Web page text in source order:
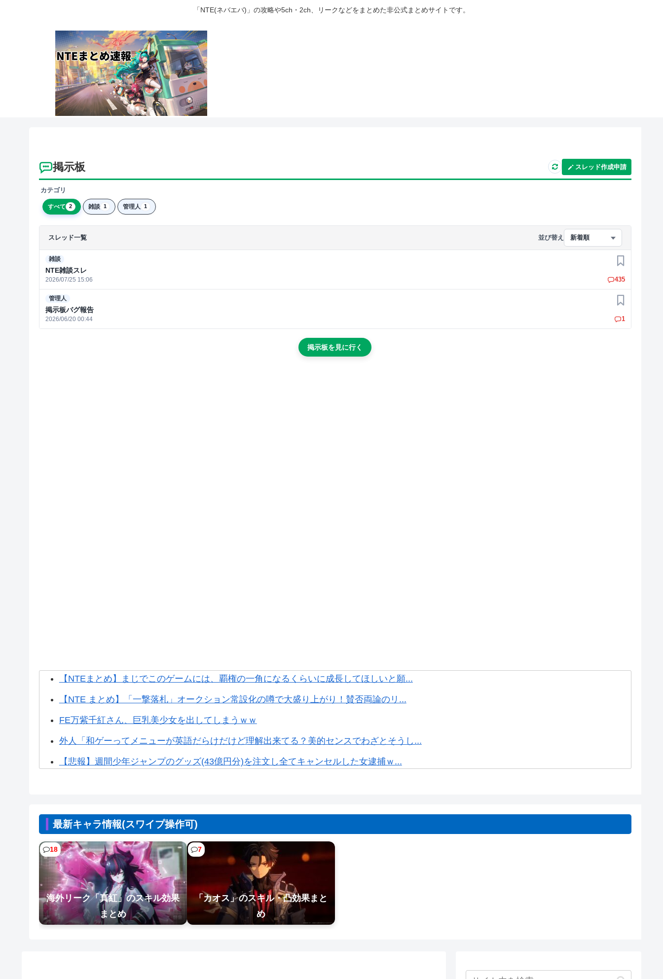
「NTE(ネバエバ)」の攻略や5ch・2ch、リークなどをまとめた非公式まとめサイトです。
掲示板 スレッド作成申請
カテゴリ
すべて 2 雑談 1 管理人 1
スレッド一覧 並び替え 新着順
雑談
NTE雑談スレ
2026/07/25 15:06
お気に入り
435
管理人
掲示板バグ報告
2026/06/20 00:44
お気に入り
1
掲示板を見に行く
【NTEまとめ】まじでこのゲームには、覇権の一角になるくらいに成長してほしいと願...
【NTE まとめ】「一撃落札」オークション常設化の噂で大盛り上がり！賛否両論のリ...
FE万紫千紅さん、巨乳美少女を出してしまうｗｗ
外人「和ゲーってメニューが英語だらけだけど理解出来てる？美的センスでわざとそうし...
【悲報】週間少年ジャンプのグッズ(43億円分)を注文し全てキャンセルした女逮捕ｗ...
【悲報】イオン、大行列ができる…一体何が起きてるんだ？ｗｗｗｗ
【悲報】Z世代「求刑7年のジャンポケ斎藤は口封じに被害者殺した方が量刑軽かっただ...
【胸糞】Zクソガキ、おばあちゃんをいじめて炎上するｗｗｗｗ
最新キャラ情報(スワイプ操作可)
18
海外リーク「真紅」のスキル効果
まとめ
7
「カオス」のスキル・凸効果まと
め